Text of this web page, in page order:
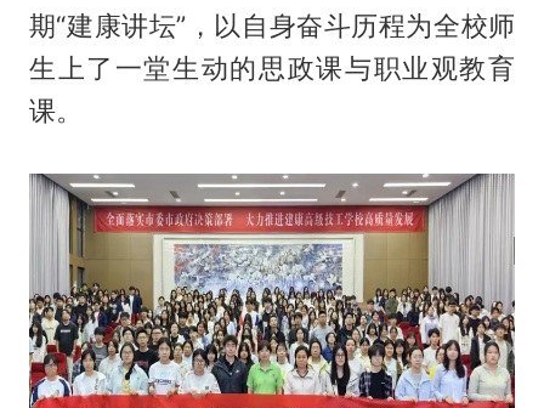
期“建康讲坛”，以自身奋斗历程为全校师
生上了一堂生动的思政课与职业观教育
课。